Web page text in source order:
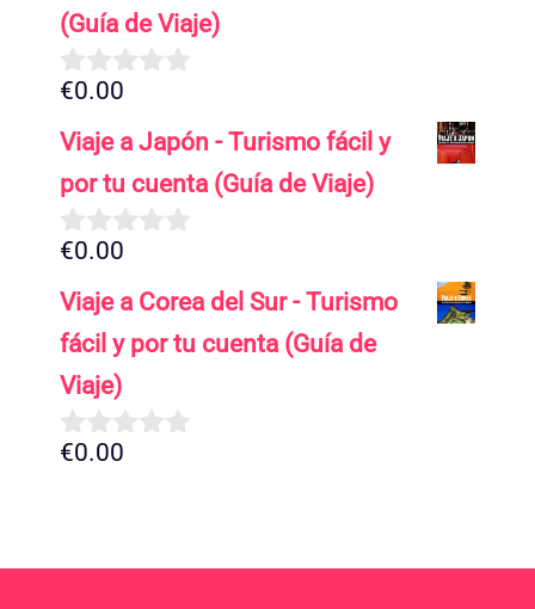
(Guía de Viaje)
0
e
€0.00
Viaje a Japón - Turismo fácil y
por tu cuenta (Guía de Viaje)
0
e
5
€0.00
Viaje a Corea del Sur - Turismo
fácil y por tu cuenta (Guía de
Viaje)
0
€0.00